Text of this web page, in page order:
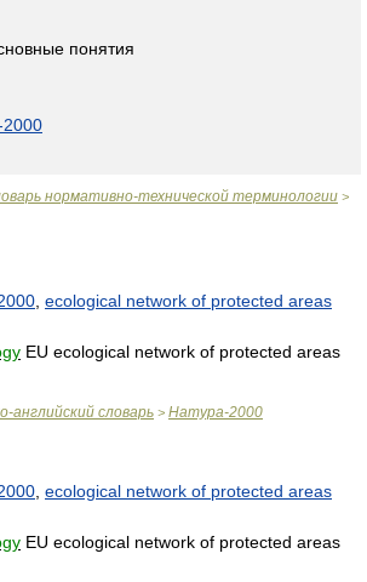
понятия
2000
нормативно-технической терминологии >
ecological network of protected areas
EU ecological network of protected areas
английский словарь > Натура-2000
ecological network of protected areas
EU ecological network of protected areas